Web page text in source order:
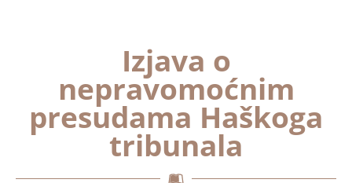
Izjava o
nepravomoćnim
presudama Haškoga
tribunala